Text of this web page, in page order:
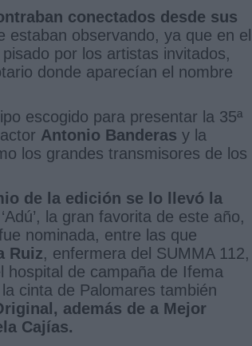
conectados desde sus
estaban observando, ya que en el
por los artistas invitados,
donde aparecían el nombre
escogido para presentar la 35ª
Antonio Banderas y la
los grandes transmisores de los
de la edición se lo llevó la
la gran favorita de este año,
nominada, entre las que
Ruiz, enfermera del SUMMA 112,
hospital de campaña de Ifema
cinta de Palomares también
además de a Mejor
Cajías.